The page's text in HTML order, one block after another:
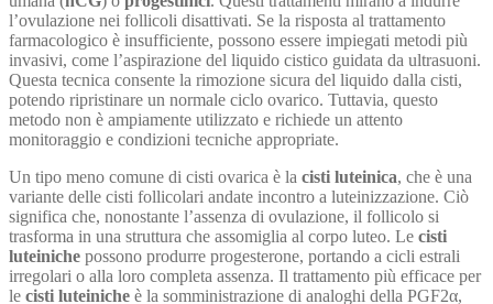
l’ovulazione nei follicoli disattivati. Se la risposta al trattamento
farmacologico è insufficiente, possono essere impiegati metodi più
invasivi, come l’aspirazione del liquido cistico guidata da ultrasuoni.
Questa tecnica consente la rimozione sicura del liquido dalla cisti,
potendo ripristinare un normale ciclo ovarico. Tuttavia, questo
metodo non è ampiamente utilizzato e richiede un attento
monitoraggio e condizioni tecniche appropriate.
Un tipo meno comune di cisti ovarica è la cisti luteinica, che è una
variante delle cisti follicolari andate incontro a luteinizzazione. Ciò
significa che, nonostante l’assenza di ovulazione, il follicolo si
trasforma in una struttura che assomiglia al corpo luteo. Le cisti
luteiniche possono produrre progesterone, portando a cicli estrali
irregolari o alla loro completa assenza. Il trattamento più efficace per
le cisti luteiniche è la somministrazione di analoghi della PGF2α,